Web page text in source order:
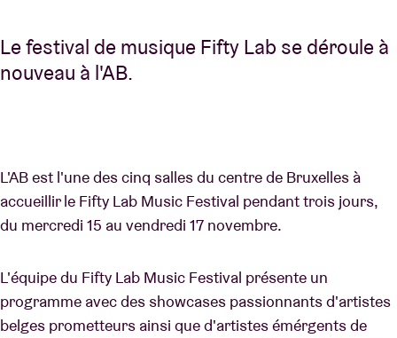
À propos de l'AB
Contact
Le festival de musique Fifty Lab se déroule à
nouveau à l'AB.
L'AB est l'une des cinq salles du centre de Bruxelles à
accueillir le Fifty Lab Music Festival pendant trois jours,
du mercredi 15 au vendredi 17 novembre.
L'équipe du Fifty Lab Music Festival présente un
programme avec des showcases passionnants d'artistes
belges prometteurs ainsi que d'artistes émérgents de